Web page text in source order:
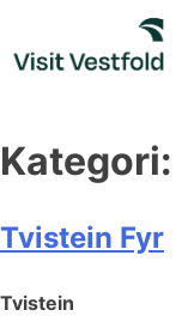
content
Kategori:
Tvistein Fyr
Tvistein